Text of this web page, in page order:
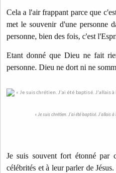
Cela a l'air frappant parce que
met le souvenir d'une personne
personne, bien des fois, c'est
Etant donné que Dieu ne fait
personne. Dieu ne dort ni ne
« Je suis chrétien. J'ai été baptisé. J'allais
Je suis souvent fort étonné par
célébrités et à leur parler de